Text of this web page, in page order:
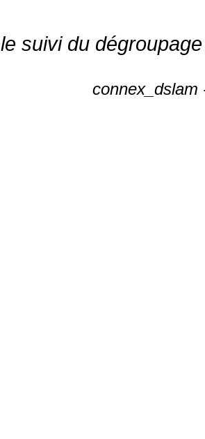
le suivi du
connex_dslam